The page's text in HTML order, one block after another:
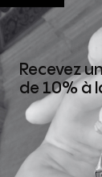
Recevez
de 10% à